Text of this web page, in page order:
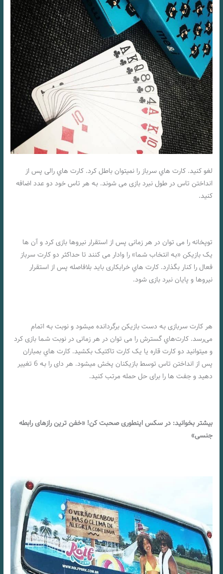
لغو کنید. کارت هاي‌ سرباز را نمیتوان باطل کرد. کارت هاي‌ رالی پس از
انداختن تاس در طول نبرد بازی می شوند. بـه هر تاس خود دو عدد اضافه
کنید.
توپخانه را می توان در هر زمانی پس از استقرار نیروها بازی کرد و آن ها
یک بازیکن «بـه انتخاب شـما» را وادار می کنند تا حداکثر دو کارت سرباز
فعال را کنار بگذارد. کارت هاي‌ خرابکاری باید بلافاصله پس از استقرار
نیروها و پایان نبرد بازی شود.
هر کارت سربازی بـه دست بازیکن برگردانده میشود و نوبت بـه اتمام
می‌رسد. کارت‌هاي‌ گسترش را می توان در هر زمانی در نوبت شـما بازی کرد
و میتوانید دو کارت قاره یا یک کارت تاکتیک بکشید. کارت هاي‌ بمباران
پس از انداختن تاس توسط بازیکنان پخش میشود. هر دای را بـه 6 تغییر
دهید و جفت ها را برای حل حمله مرتب کنید.
بیشتر بخوانید: در سکس اینطوری صحبت کن! «خفن ترین رازهای رابطه
جنسی»